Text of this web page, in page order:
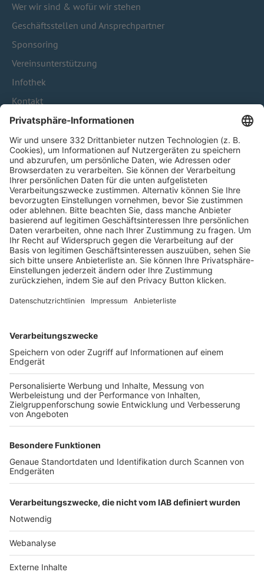
Wer wir sind & wofür wir stehen
Geschäftsstellen und Ansprechpartner
Sponsoring
Vereinsunterstützung
Infothek
Kontakt
HÄUFIG BESUCHTE SEITEN
Pässe und Vereinswechsel
Trainerausbildung
Schulungsangebot Vereinsmitarbeiter
BFV-Geschäftsstellen
Trainerbörse
Login SpielPlus
FOLGE DEM BFV
TOP-VEREINE
TOP-PARTNER
Nutzungsbedingungen Datenschutz Impressum